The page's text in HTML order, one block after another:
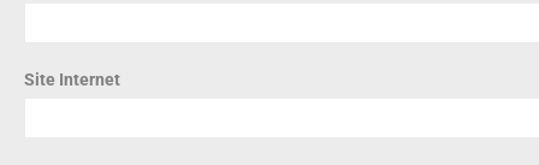
Site Internet